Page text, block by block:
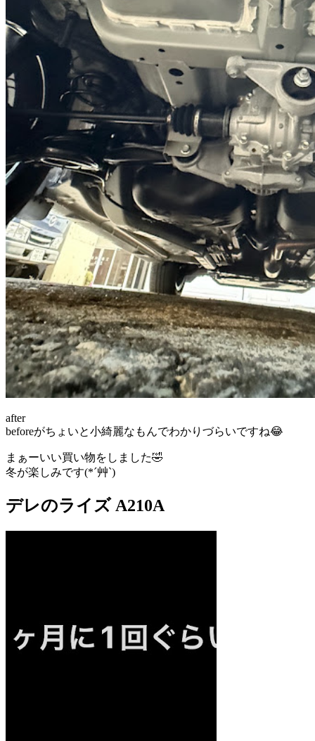
after
beforeがちょいと小綺麗なもんでわかりづらいですね😂
まぁーいい買い物をしました🤣
冬が楽しみです(*´艸`)
デレのライズ A210A